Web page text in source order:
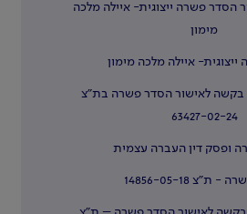
הסדר פשרה ייצוגית- איילה מלכה
מימון
איילה מלכה מימון
בקשה לאישור הסדר פשרה בת"צ
63427-02-24
ופסק דין העברה עצמית
14856-05-18